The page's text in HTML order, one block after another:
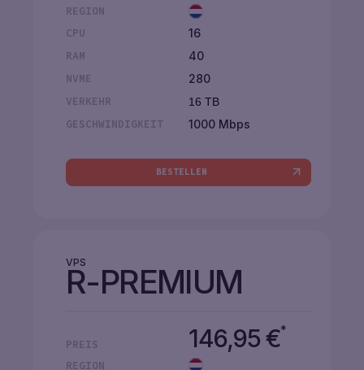
REGION
CPU
16
RAM
40
NVME
280
VERKEHR
16 TB
GESCHWINDIGKEIT 1000 Mbps
BESTELLEN
VPS
R-PREMIUM
PREIS 146,95€*
REGION